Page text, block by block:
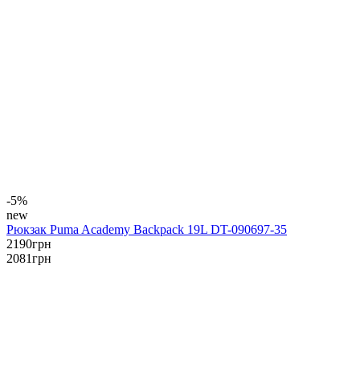
-5%
new
Рюкзак Puma Academy Backpack 19L DT-090697-35
2190грн
2081грн